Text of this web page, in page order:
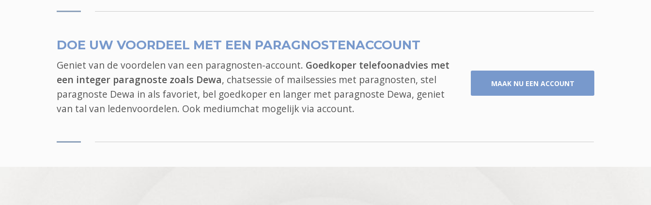
DOE UW VOORDEEL MET EEN PARAGNOSTENACCOUNT
Geniet van de voordelen van een paragnosten-account. Goedkoper telefoonadvies met
een integer paragnoste zoals Dewa, chatsessie of mailsessies met paragnosten, stel
paragnoste Dewa in als favoriet, bel goedkoper en langer met paragnoste Dewa, geniet
van tal van ledenvoordelen. Ook mediumchat mogelijk via account.
MAAK NU EEN ACCOUNT